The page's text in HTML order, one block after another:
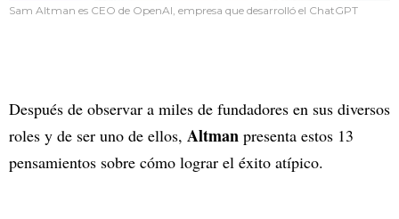
Sam Altman es CEO de OpenAI, empresa que desarrolló el ChatGPT
Después de observar a miles de fundadores en sus diversos
roles y de ser uno de ellos, Altman presenta estos 13
pensamientos sobre cómo lograr el éxito atípico.